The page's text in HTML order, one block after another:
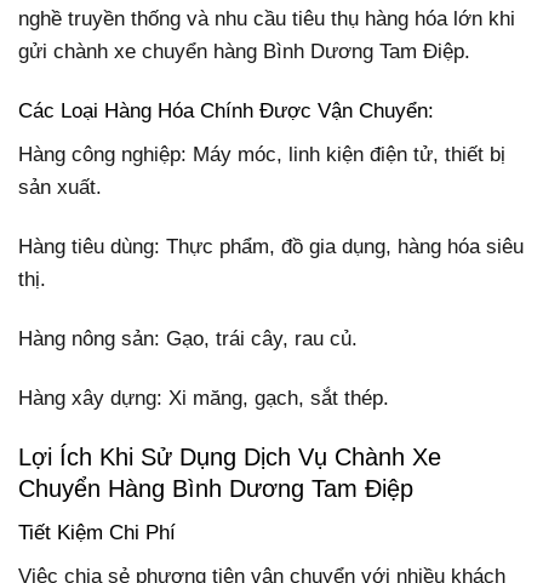
nghề truyền thống và nhu cầu tiêu thụ hàng hóa lớn khi
gửi chành xe chuyển hàng Bình Dương Tam Điệp.
Các Loại Hàng Hóa Chính Được Vận Chuyển:
Hàng công nghiệp: Máy móc, linh kiện điện tử, thiết bị
sản xuất.
Hàng tiêu dùng: Thực phẩm, đồ gia dụng, hàng hóa siêu
thị.
Hàng nông sản: Gạo, trái cây, rau củ.
Hàng xây dựng: Xi măng, gạch, sắt thép.
Lợi Ích Khi Sử Dụng Dịch Vụ Chành Xe
Chuyển Hàng Bình Dương Tam Điệp
Tiết Kiệm Chi Phí
Việc chia sẻ phương tiện vận chuyển với nhiều khách